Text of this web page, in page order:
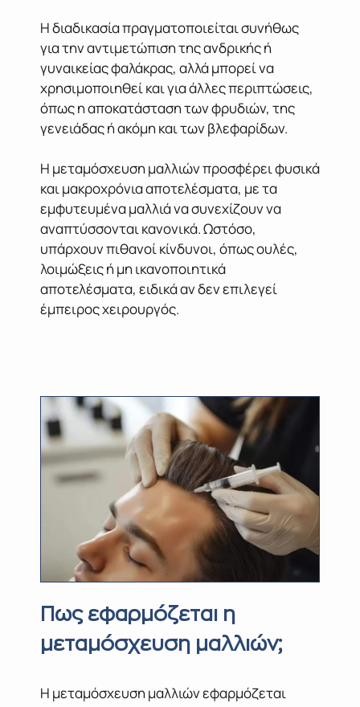
Η διαδικασία πραγματοποιείται συνήθως
για την αντιμετώπιση της ανδρικής ή
γυναικείας φαλάκρας, αλλά μπορεί να
χρησιμοποιηθεί και για άλλες περιπτώσεις,
όπως η αποκατάσταση των φρυδιών, της
γενειάδας ή ακόμη και των βλεφαρίδων.
Η μεταμόσχευση μαλλιών προσφέρει φυσικά
και μακροχρόνια αποτελέσματα, με τα
εμφυτευμένα μαλλιά να συνεχίζουν να
αναπτύσσονται κανονικά. Ωστόσο,
υπάρχουν πιθανοί κίνδυνοι, όπως ουλές,
λοιμώξεις ή μη ικανοποιητικά
αποτελέσματα, ειδικά αν δεν επιλεγεί
έμπειρος χειρουργός.
Πως εφαρμόζεται η
μεταμόσχευση μαλλιών;
Η μεταμόσχευση μαλλιών εφαρμόζεται